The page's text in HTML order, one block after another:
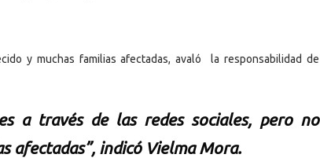
y muchas familias afectadas, avaló la responsabilidad de
a través de las redes sociales, pero no
afectadas”, indicó Vielma Mora.